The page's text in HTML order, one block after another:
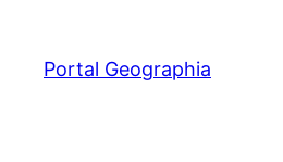
Portal Geographia